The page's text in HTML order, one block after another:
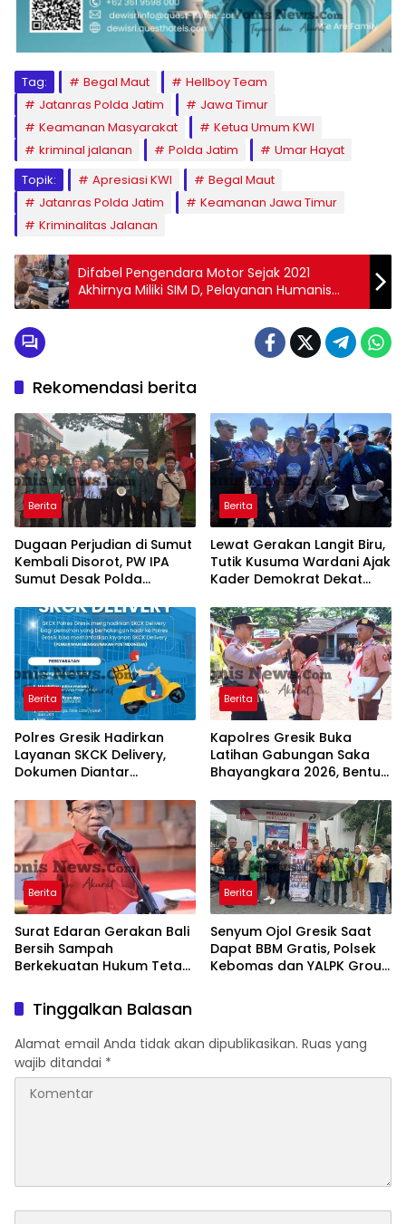
Tag: Begal Maut
Hellboy Team
Jatanras Polda Jatim
Jawa Timur
Keamanan Masyarakat
Ketua Umum KWI
kriminal jalanan
Polda Jatim
Umar Hayat
Topik:
Apresiasi KWI
Begal Maut
Jatanras Polda Jatim
Keamanan Jawa Timur
Kriminalitas Jalanan
Difabel Pengendara Motor Sejak 2021
Akhirnya Miliki SIM D, Pelayanan Humanis
Satpas Colombo Tuai Apresiasi
Rekomendasi berita
Berita
Dugaan Perjudian di Sumut
Kembali Disorot, PW IPA
Sumut Desak Polda
Berita
Lewat Gerakan Langit Biru,
Tutik Kusuma Wardani Ajak
Kader Demokrat Dekat
Kerja Nyata
Berita
Polres Gresik Hadirkan
Layanan SKCK Delivery,
Dokumen Diantar
Pemohon
Berita
Kapolres Gresik Buka
Latihan Gabungan Saka
Bhayangkara 2026, Bentuk
Berkarakter dan Peduli
Kamtibmas
Berita
Surat Edaran Gerakan Bali
Bersih Sampah
Berkekuatan Hukum Tetap,
PTUN dan Banding
Berita
Senyum Ojol Gresik Saat
Dapat BBM Gratis, Polsek
Kebomas dan YALPK Group
Tinggalkan Balasan
Alamat email Anda tidak akan dipublikasikan. Ruas yang
wajib ditandai *